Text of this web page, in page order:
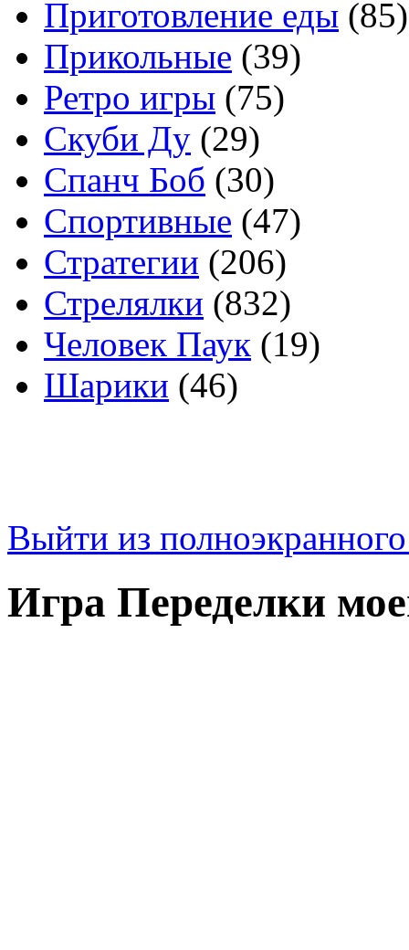
Приготовление еды (85)
Прикольные (39)
Ретро игры (75)
Скуби Ду (29)
Спанч Боб (30)
Спортивные (47)
Стратегии (206)
Стрелялки (832)
Человек Паук (19)
Шарики (46)
Выйти из
Игра Переделки